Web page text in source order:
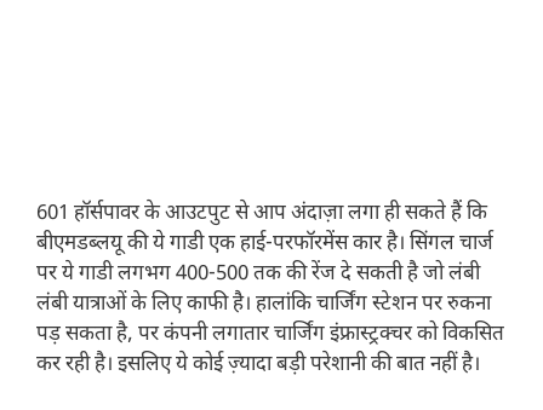
601 हॉर्सपावर के आउटपुट से आप अंदाज़ा लगा ही सकते हैं कि
बीएमडब्लयू की ये गाडी एक हाई-परफॉरमेंस कार है। सिंगल चार्ज
पर ये गाडी लगभग 400-500 तक की रेंज दे सकती है जो लंबी
लंबी यात्राओं के लिए काफी है। हालांकि चार्जिंग स्टेशन पर रुकना
पड़ सकता है, पर कंपनी लगातार चार्जिंग इंफ्रास्ट्रक्चर को विकसित
कर रही है। इसलिए ये कोई ज़्यादा बड़ी परेशानी की बात नहीं है।